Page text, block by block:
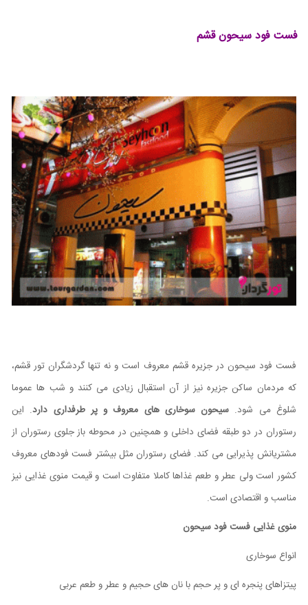
فست فود سیحون قشم
فست فود سیحون در جزیره قشم معروف است و نه تنها گردشگران تور قشم،
که مردمان ساکن جزیره نیز از آن استقبال زیادی می کنند و شب ها عموما
شلوغ می شود. سیحون سوخاری های معروف و پر طرفداری دارد. این
رستوران در دو طبقه فضای داخلی و همچنین در محوطه باز جلوی رستوران از
مشتریانش پذیرایی می کند. فضای رستوران مثل بیشتر فست فودهای معروف
کشور است ولی عطر و طعم غذاها کاملا متفاوت است و قیمت منوی غذایی نیز
مناسب و اقتصادی است.
منوی غذایی فست فود سیحون
انواع سوخاری
پیتزاهای پنجره ای و پر حجم با نان های حجیم و عطر و طعم عربی